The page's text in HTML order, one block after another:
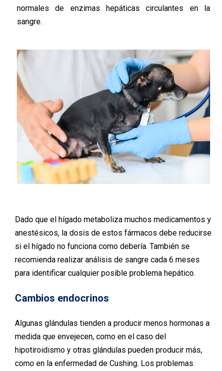
normales de enzimas hepáticas circulantes en la
sangre.
Dado que el hígado metaboliza muchos medicamentos y
anestésicos, la dosis de estos fármacos debe reducirse
si el hígado no funciona como debería. También se
recomienda realizar análisis de sangre cada 6 meses
para identificar cualquier posible problema hepático.
Cambios endocrinos
Algunas glándulas tienden a producir menos hormonas a
medida que envejecen, como en el caso del
hipotiroidismo y otras glándulas pueden producir más,
como en la enfermedad de Cushing. Los problemas